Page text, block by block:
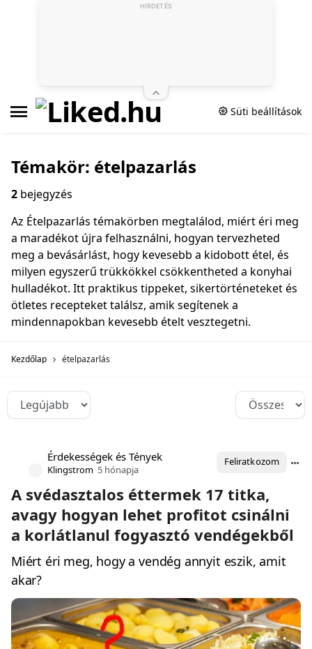
Süti beállítások
Témakör: ételpazarlás
2 bejegyzés
Az Ételpazarlás témakörben megtalálod, miért éri meg
a maradékot újra felhasználni, hogyan tervezheted
meg a bevásárlást, hogy kevesebb a kidobott étel, és
milyen egyszerű trükkökkel csökkentheted a konyhai
hulladékot. Itt praktikus tippeket, sikertörténeteket és
ötletes recepteket találsz, amik segítenek a
mindennapokban kevesebb ételt vesztegetni.
Kezdőlap ételpazarlás
Érdekességek és Tények
Klingstrom 5 hónapja
Feliratkozom
A svédasztalos éttermek 17 titka,
avagy hogyan lehet profitot csinálni
a korlátlanul fogyasztó vendégekből
Miért éri meg, hogy a vendég annyit eszik, amit
akar?
HIRDETÉS